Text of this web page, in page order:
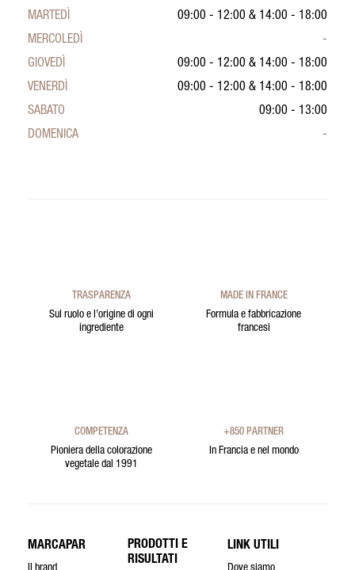
MARTEDÌ
09:00 - 12:00 & 14:00 - 18:00
MERCOLEDÌ
-
GIOVEDÌ
09:00 - 12:00 & 14:00 - 18:00
VENERDÌ
09:00 - 12:00 & 14:00 - 18:00
SABATO
09:00 - 13:00
DOMENICA
-
TRASPARENZA
Sul ruolo e l’origine di ogni
ingrediente
MADE IN FRANCE
Formula e fabbricazione
francesi
COMPETENZA
Pioniera della colorazione
vegetale dal 1991
+850 PARTNER
In Francia e nel mondo
MARCAPAR
PRODOTTI E
RISULTATI
LINK UTILI